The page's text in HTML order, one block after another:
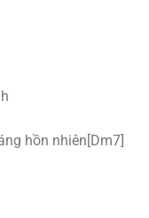
hồn nhiên[Dm7]